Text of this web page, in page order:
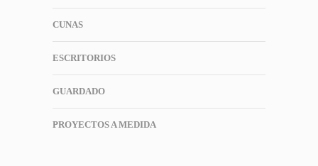
CUNAS
ESCRITORIOS
GUARDADO
PROYECTOS A MEDIDA